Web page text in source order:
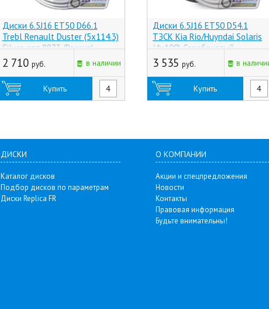
Диски 6.5J16 ET50 D66.1
Trebl Renault Duster (5x114.3)
Silver, арт.8873 (Россия)
2 710 руб. в наличии
Купить
Диски 6.5J16 ET50 D54.1
ТЗСК Kia Rio/Huyndai Solaris
(4x100) Серебристый
(Тольятти)
3 535 руб. в
Купить
ДИСКИ
Каталог дисков
Подбор дисков по параметрам
Диски Replica FR
О КОМПАНИИ
Акции и спецпредложения
Новости
Контакты
Правовая информация
Будьте внимательны!